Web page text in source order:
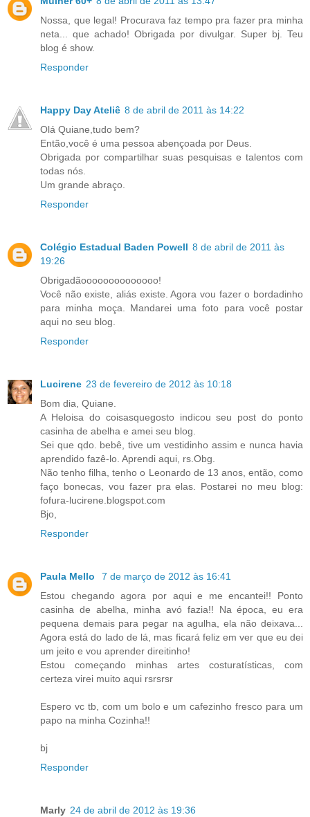
Nossa, que legal! Procurava faz tempo pra fazer pra minha
neta... que achado! Obrigada por divulgar. Super bj. Teu
blog é show.
Responder
Happy Day Ateliê 8 de abril de 2011 às 14:22
Olá Quiane,tudo bem?
Então,você é uma pessoa abençoada por Deus.
Obrigada por compartilhar suas pesquisas e talentos com
todas nós.
Um grande abraço.
Responder
Colégio Estadual Baden Powell 8 de abril de 2011 às
19:26
Obrigadãoooooooooooooo!
Você não existe, aliás existe. Agora vou fazer o bordadinho
para minha moça. Mandarei uma foto para você postar
aqui no seu blog.
Responder
Lucirene 23 de fevereiro de 2012 às 10:18
Bom dia, Quiane.
A Heloisa do coisasquegosto indicou seu post do ponto
casinha de abelha e amei seu blog.
Sei que qdo. bebê, tive um vestidinho assim e nunca havia
aprendido fazê-lo. Aprendi aqui, rs.Obg.
Não tenho filha, tenho o Leonardo de 13 anos, então, como
faço bonecas, vou fazer pra elas. Postarei no meu blog:
fofura-lucirene.blogspot.com
Bjo,
Responder
Paula Mello
7 de março de 2012 às 16:41
Estou chegando agora por aqui e me encantei!! Ponto
casinha de abelha, minha avó fazia!! Na época, eu era
pequena demais para pegar na agulha, ela não deixava...
Agora está do lado de lá, mas ficará feliz em ver que eu dei
um jeito e vou aprender direitinho!
Estou começando minhas artes costuratísticas, com
certeza virei muito aqui rsrsrsr
Espero vc tb, com um bolo e um cafezinho fresco para um
papo na minha Cozinha!!
bj
Responder
Marly 24 de abril de 2012 às 19:36